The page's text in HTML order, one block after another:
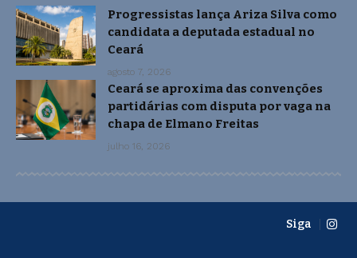
Progressistas lança Ariza Silva como
candidata a deputada estadual no
Ceará
agosto 7, 2026
Ceará se aproxima das convenções
partidárias com disputa por vaga na
chapa de Elmano Freitas
julho 16, 2026
Siga